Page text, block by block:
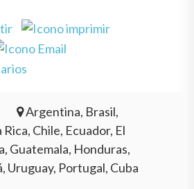
Argentina, Brasil,
Chile, Ecuador, El
Guatemala, Honduras,
Uruguay, Portugal, Cuba